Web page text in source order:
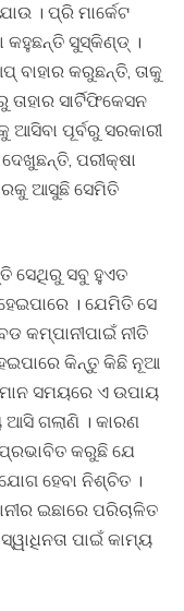
। ପ୍ରି ମାର୍କେଟ
କହୁଛନ୍ତି ସୁସ୍କିଣ୍ଡ୍ ।
ବାହାର କରୁଛନ୍ତି, ତାକୁ
ସାର୍ଟିଫିକେସନ
ପୂର୍ବରୁ ସରକାରୀ
ପରୀକ୍ଷା
ଆସୁଛି ସେମିତି
ସେଥିରୁ ସବୁ ହୁଏତ
। ଯେମିତି ସେ
କମ୍ପାନୀପାଇଁ ନୀତି
କିନ୍ତୁ କିଛି ନୂଆ
ସମୟରେ ଏ ଉପାୟ
ଗଲାଣି । କାରଣ
କରୁଛି ଯେ
ହେବା ନିଶ୍ଚିତ ।
ଇଛାରେ ପରିଚାଳିତ
ପାଇଁ କାମ୍ୟ